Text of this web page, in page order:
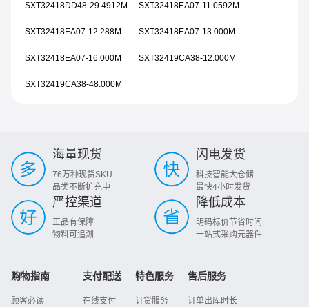
SXT32418DD48-29.4912M SXT32418EA07-11.0592M
SXT32418EA07-12.288M SXT32418EA07-13.000M
SXT32418EA07-16.000M SXT32419CA38-12.000M
SXT32419CA38-48.000M
海量现货
76万种现货SKU
品类不断扩充中
闪电发货
科技智能大仓储
最快4小时发货
严控渠道
正品有保障
物料可追溯
降低成本
明码标价节省时间
一站式采购元器件
购物指南
顾客必读
支付配送
在线支付
特色服务
订货服务
售后服务
订单出库时长